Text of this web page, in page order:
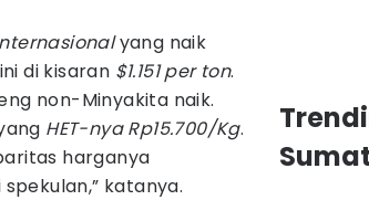
yang naik
di kisaran $1.151 per ton.
non-Minyakita naik.
HET-nya Rp15.700/Kg.
harganya
katanya.